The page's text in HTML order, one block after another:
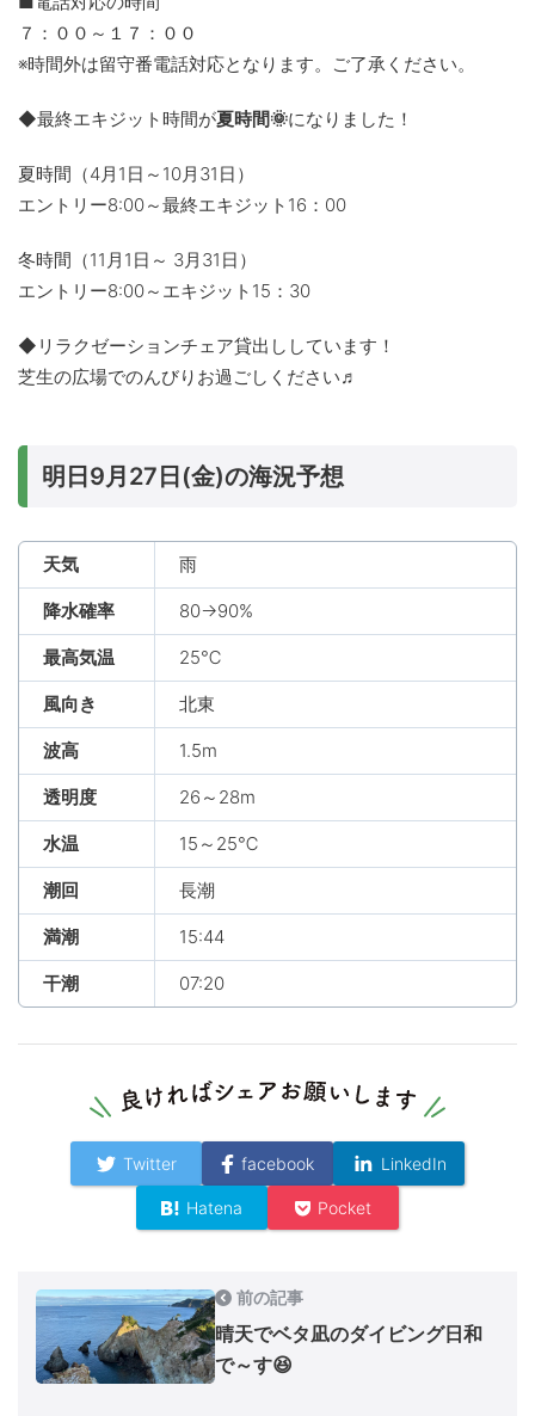
７：００～１７：００
※時間外は留守番電話対応となります。ご了承ください。
◆最終エキジット時間が夏時間🌞になりました！
夏時間（4月1日～10月31日）
エントリー8:00～最終エキジット16：00
冬時間（11月1日～ 3月31日）
エントリー8:00～エキジット15：30
◆リラクゼーションチェア貸出ししています！
芝生の広場でのんびりお過ごしください♬
明日9月27日(金)の海況予想
天気 雨
降水確率 80→90%
最高気温 25℃
風向き 北東
波高 1.5m
透明度 26～28m
水温 15～25℃
潮回 長潮
満潮 15:44
干潮 07:20
Twitter facebook LinkedIn
Hatena Pocket
前の記事
晴天でベタ凪のダイビング日和
で～す😆